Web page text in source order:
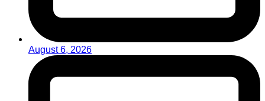
August 6, 2026